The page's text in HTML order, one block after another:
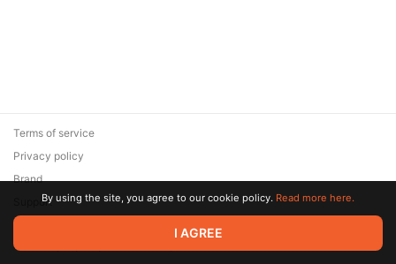
© 2026 Zaya Solutions Limited. All rights reserved. All trademarks
are the property of their respective owners.
Terms of service
Privacy policy
Brand
SupportBy using the site, you agree to our cookie policy. Read more here.
I AGREE